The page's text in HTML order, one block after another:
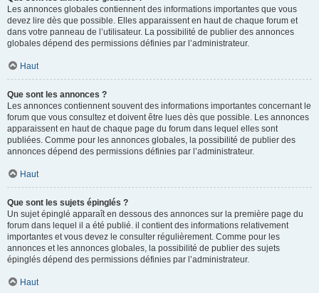
Les annonces globales contiennent des informations importantes que vous
devez lire dès que possible. Elles apparaissent en haut de chaque forum et
dans votre panneau de l’utilisateur. La possibilité de publier des annonces
globales dépend des permissions définies par l’administrateur.
Haut
Que sont les annonces ?
Les annonces contiennent souvent des informations importantes concernant le
forum que vous consultez et doivent être lues dès que possible. Les annonces
apparaissent en haut de chaque page du forum dans lequel elles sont
publiées. Comme pour les annonces globales, la possibilité de publier des
annonces dépend des permissions définies par l’administrateur.
Haut
Que sont les sujets épinglés ?
Un sujet épinglé apparaît en dessous des annonces sur la première page du
forum dans lequel il a été publié. il contient des informations relativement
importantes et vous devez le consulter régulièrement. Comme pour les
annonces et les annonces globales, la possibilité de publier des sujets
épinglés dépend des permissions définies par l’administrateur.
Haut